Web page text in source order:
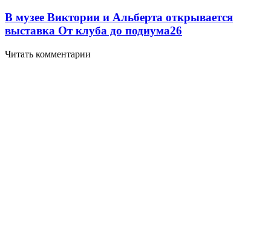
В музее Виктории и Альберта открывается
выставка От клуба до подиума26
Читать комментарии